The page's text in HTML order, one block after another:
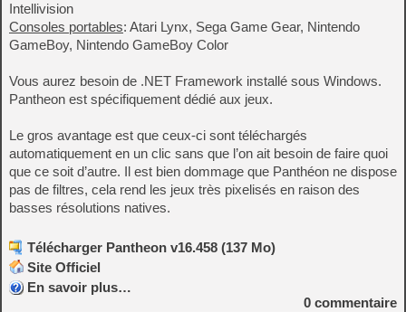
Intellivision
Consoles portables: Atari Lynx, Sega Game Gear, Nintendo
GameBoy, Nintendo GameBoy Color
Vous aurez besoin de .NET Framework installé sous Windows.
Pantheon est spécifiquement dédié aux jeux.
Le gros avantage est que ceux-ci sont téléchargés
automatiquement en un clic sans que l’on ait besoin de faire quoi
que ce soit d’autre. Il est bien dommage que Panthéon ne dispose
pas de filtres, cela rend les jeux très pixelisés en raison des
basses résolutions natives.
Télécharger Pantheon v16.458 (137 Mo)
Site Officiel
En savoir plus…
0 commentaire